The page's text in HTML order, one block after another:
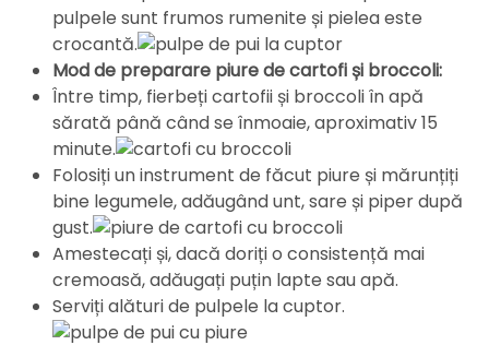
pulpele sunt frumos rumenite și pielea este
crocantă.
Mod de preparare piure de cartofi și broccoli:
Între timp, fierbeți cartofii și broccoli în apă
sărată până când se înmoaie, aproximativ 15
minute.
Folosiți un instrument de făcut piure și mărunțiți
bine legumele, adăugând unt, sare și piper după
gust.
Amestecați și, dacă doriți o consistență mai
cremoasă, adăugați puțin lapte sau apă.
Serviți alături de pulpele la cuptor.